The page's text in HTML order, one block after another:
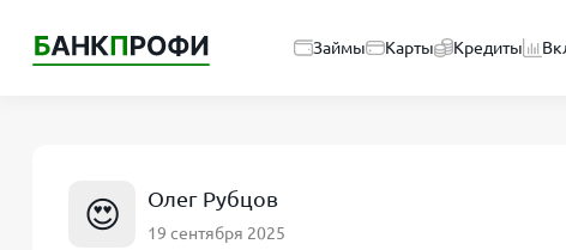
Займы Карты Кредиты
😍 Олег Рубцов
19 сентября 2025